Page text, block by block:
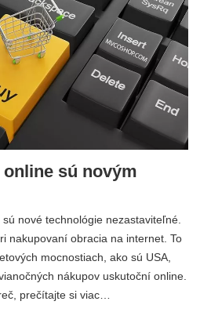
sú novým
nové technológie nezastaviteľné.
nakupovaní obracia na internet. To
mocnostiach, ako sú USA,
nákupov uskutoční online.
prečítajte si viac…